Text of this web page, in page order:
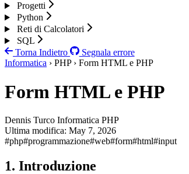
Progetti
Python
Reti di Calcolatori
SQL
Torna Indietro
Segnala errore
Informatica › PHP › Form HTML e PHP
Form HTML e PHP
Dennis Turco Informatica PHP
Ultima modifica: May 7, 2026
#php#programmazione#web#form#html#input
1. Introduzione